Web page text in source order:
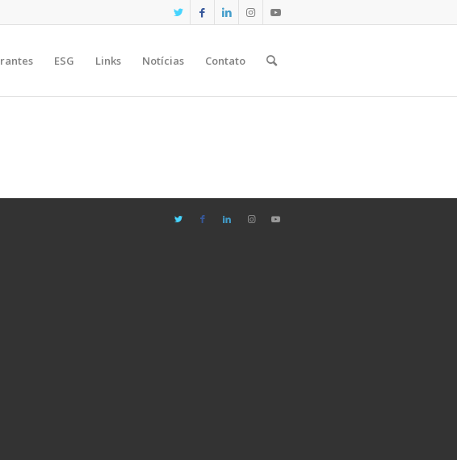
ESG Links Notícias Contato